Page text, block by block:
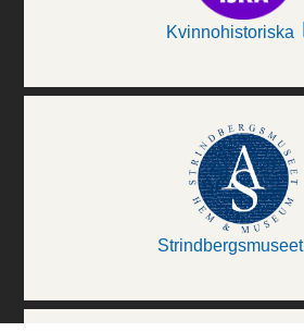
Kvinnohistoriska
Strindbergsmuseet